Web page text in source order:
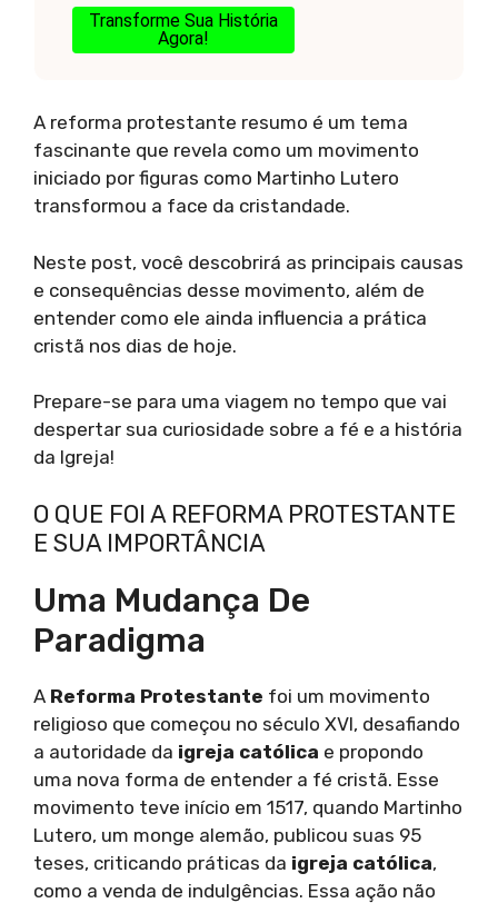
Transforme Sua História
Agora!
A reforma protestante resumo é um tema
fascinante que revela como um movimento
iniciado por figuras como Martinho Lutero
transformou a face da cristandade.
Neste post, você descobrirá as principais causas
e consequências desse movimento, além de
entender como ele ainda influencia a prática
cristã nos dias de hoje.
Prepare-se para uma viagem no tempo que vai
despertar sua curiosidade sobre a fé e a história
da Igreja!
O QUE FOI A REFORMA PROTESTANTE
E SUA IMPORTÂNCIA
Uma Mudança De
Paradigma
A Reforma Protestante foi um movimento
religioso que começou no século XVI, desafiando
a autoridade da igreja católica e propondo
uma nova forma de entender a fé cristã. Esse
movimento teve início em 1517, quando Martinho
Lutero, um monge alemão, publicou suas 95
teses, criticando práticas da igreja católica,
como a venda de indulgências. Essa ação não